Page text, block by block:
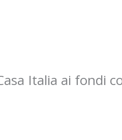
Italia ai fondi